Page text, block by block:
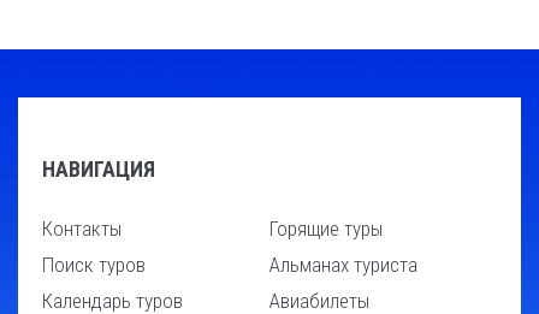
НАВИГАЦИЯ
Контакты
Поиск туров
Календарь туров
Горящие туры
Альманах туриста
Авиабилеты